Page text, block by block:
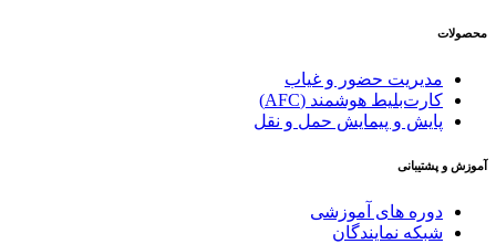
محصولات
مدیریت حضور و غیاب
کارت‌بلیط هوشمند (AFC)
پایش و پیمایش حمل و نقل
آموزش و پشتیبانی
دوره های آموزشی
شبکه نمایندگان